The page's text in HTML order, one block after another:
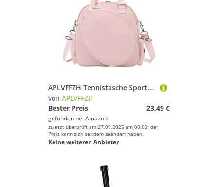
APLVFFZH Tennistasche Sporttasche Badmintontasche Pickleball Tasche Rucksacktasche mit Großem Hauptfach für Ausrüstung für Diverse Schlägersportarten Und Reise, Rosa
von APLVFFZH
Bester Preis
23,49 €
gefunden bei Amazon
zuletzt überprüft am 27.09.2025 um 00:03; der
Preis kann sich seitdem geändert haben.
Keine weiteren Anbieter